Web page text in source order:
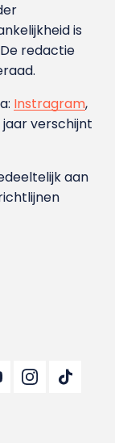
is
redactie
Instragram,
jaar verschijnt
aan